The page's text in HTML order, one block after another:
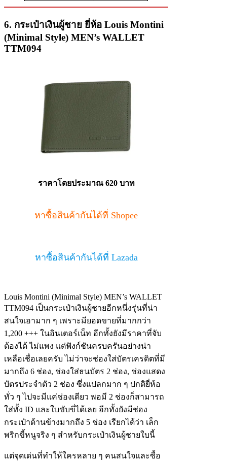
6. กระเป๋าเงินผู้ชาย ยี่ห้อ Louis Montini
(Minimal Style) MEN’s WALLET
TTM094
ราคาโดยประมาณ 620 บาท
หาซื้อสินค้ากันได้ที่ Shopee
หาซื้อสินค้ากันได้ที่ Lazada
Louis Montini (Minimal Style) MEN’s WALLET
TTM094 เป็นกระเป๋าเงินผู้ชายอีกหนึ่งรุ่นที่น่า
สนใจเอามาก ๆ เพราะมียอดขายที่มากกว่า
1,200 +++ ในอินเตอร์เน็ท อีกทั้งยังมีราคาที่จับ
ต้องได้ ไม่แพง แต่ฟังก์ชันครบครันอย่างน่า
เหลือเชื่อเลยครับ ไม่ว่าจะช่องใส่บัตรเครดิตที่มี
มากถึง 6 ช่อง, ช่องใส่ธนบัตร 2 ช่อง, ช่องแสดง
บัตรประจำตัว 2 ช่อง ซึ่งแปลกมาก ๆ ปกติยี่ห้อ
ทั่ว ๆ ไปจะมีแค่ช่องเดียว พอมี 2 ช่องก็สามารถ
ใส่ทั้ง ID และใบขับขี่ได้เลย อีกทั้งยังมีช่อง
กระเป๋าด้านข้างมากถึง 5 ช่อง เรียกได้ว่า เล็ก
พริกขี้หนูจริง ๆ สำหรับกระเป๋าเงินผู้ชายใบนี้
แต่จุดเด่นที่ทำให้ใครหลาย ๆ คนสนใจและซื้อ